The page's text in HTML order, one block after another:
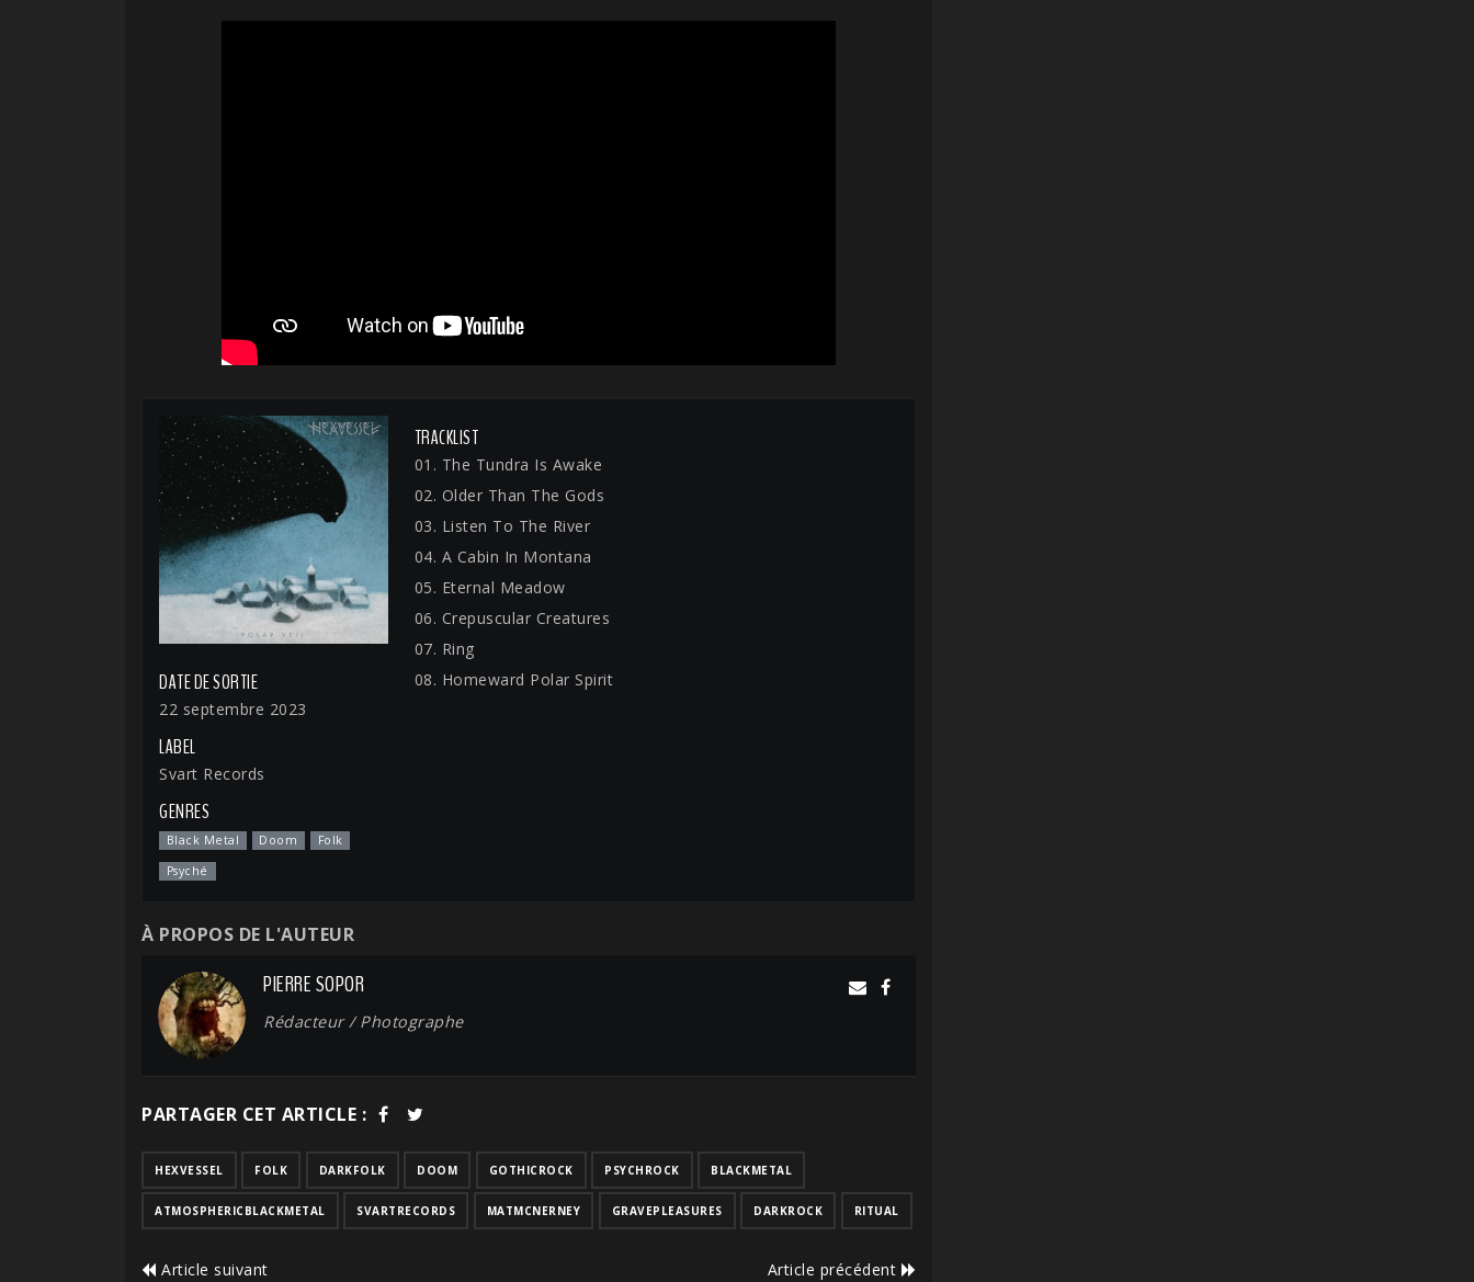
DATE DE SORTIE
22 septembre 2023
LABEL
Svart Records
GENRES
Black Metal Doom
Folk
Psyché
TRACKLIST
01. The Tundra Is Awake
02. Older Than The Gods
03. Listen To The River
04. A Cabin In Montana
05. Eternal Meadow
06. Crepuscular Creatures
07. Ring
08. Homeward Polar Spirit
À PROPOS DE L'AUTEUR
PIERRE SOPOR
Rédacteur / Photographe
PARTAGER CET ARTICLE :
HEXVESSEL FOLK DARKFOLK DOOM GOTHICROCK PSYCHROCK BLACKMETAL
ATMOSPHERICBLACKMETAL SVARTRECORDS MATMCNERNEY GRAVEPLEASURES DARKROCK RITUAL
Article suivant Article précédent